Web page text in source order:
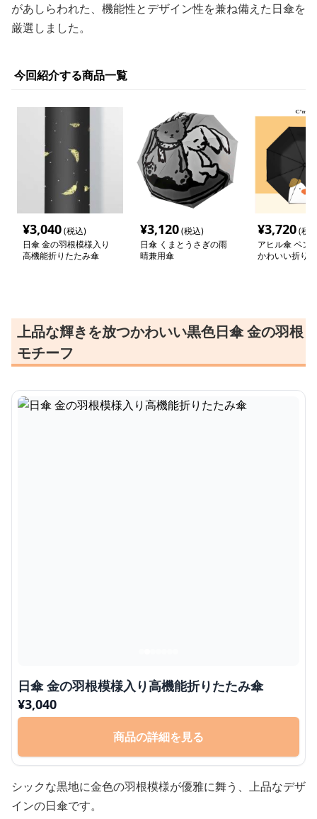
があしらわれた、機能性とデザイン性を兼ね備えた日傘を
厳選しました。
今回紹介する商品一覧
¥3,040(税込)
日傘 金の羽根模様入り
高機能折りたたみ傘
¥3,120(税込)
日傘 くまとうさぎの雨
晴兼用傘
¥3,720(税
アヒル傘 ペン
かわいい折り
上品な輝きを放つかわいい黒色日傘 金の羽根
モチーフ
日傘 金の羽根模様入り高機能折りたたみ傘
¥3,040
商品の詳細を見る
シックな黒地に金色の羽根模様が優雅に舞う、上品なデザ
インの日傘です。